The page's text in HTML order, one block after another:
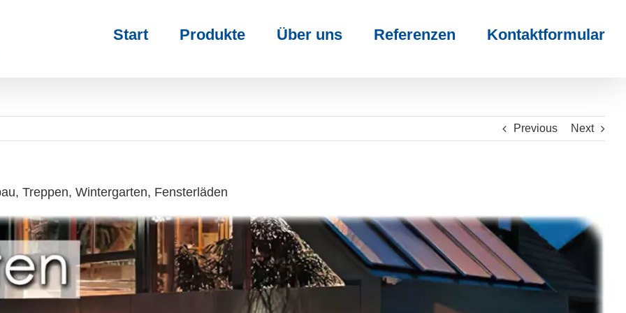
Start Produkte Über uns Referenzen Kontaktformular
Previous Next
Treppen, Wintergarten, Fensterläden